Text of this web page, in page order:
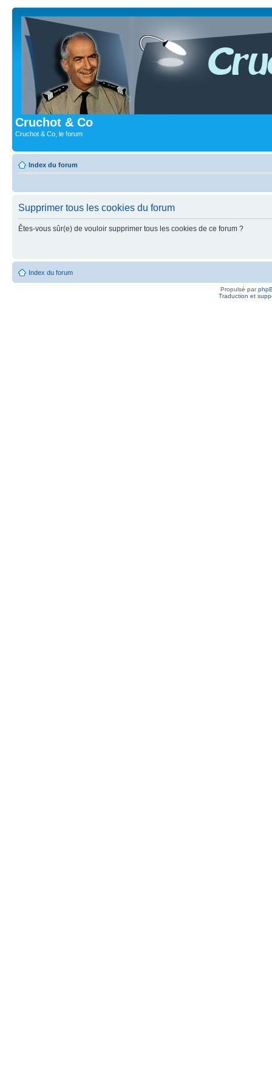
Cruchot & Co
Cruchot & Co, le forum
Index du forum
Supprimer tous les cookies du forum
Êtes-vous sûr(e) de vouloir supprimer tous les cookies de ce forum ?
Index du forum
Propulsé par
Traduction et